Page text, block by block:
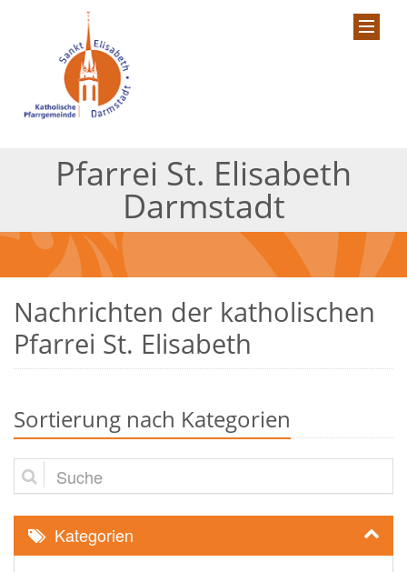
Pfarrei St. Elisabeth
Darmstadt
Nachrichten der katholischen
Pfarrei St. Elisabeth
Sortierung nach Kategorien
Suche
Kategorien